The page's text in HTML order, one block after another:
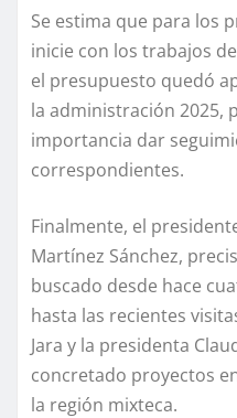
Se estima que para los
inicie con los trabajos
el presupuesto quedó
la administración 2025,
importancia dar
correspondientes.
Finalmente, el
Martínez Sánchez,
buscado desde hace
hasta las recientes
Jara y la presidenta
concretado proyectos
la región mixteca.